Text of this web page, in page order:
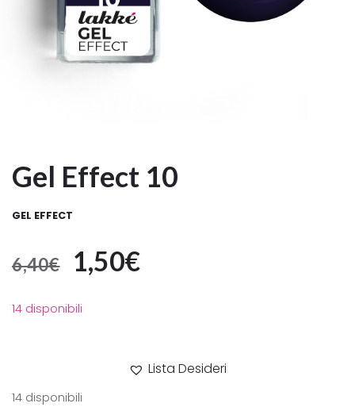
Gel Effect 10
GEL EFFECT
6,40€ 1,50€
14 disponibili
Lista Desideri
14 disponibili